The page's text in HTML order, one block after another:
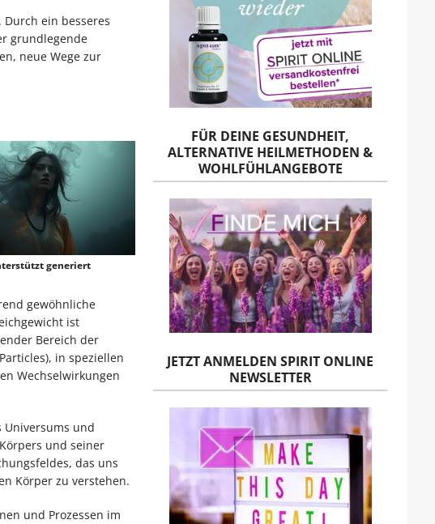
ein besseres
grundlegende
neue Wege zur
generiert
gewöhnliche
ist
Bereich der
in speziellen
Wechselwirkungen
Universums und
und seiner
das uns
Körper zu verstehen.
und Prozessen im
FÜR DEINE GESUNDHEIT,
ALTERNATIVE HEILMETHODEN &
WOHLFÜHLANGEBOTE
JETZT ANMELDEN SPIRIT ONLINE
NEWSLETTER